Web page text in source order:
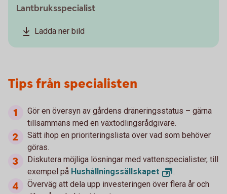
Lantbruksspecialist
Ladda ner bild
Tips från specialisten
Gör en översyn av gårdens dräneringsstatus – gärna
tillsammans med en växtodlingsrådgivare.
Sätt ihop en prioriteringslista över vad som behöver
göras.
Diskutera möjliga lösningar med vattenspecialister, till
exempel på Hushållningssällskapet
.
Överväg att dela upp investeringen över flera år och